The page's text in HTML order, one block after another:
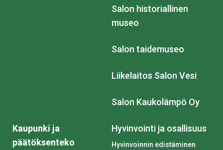
Salon historiallinen
museo
Salon taidemuseo
Liikelaitos Salon Vesi
Salon Kaukolämpö Oy
Kaupunki ja
päätöksenteko
Hyvinvointi ja osallisuus
Hyvinvoinnin edistäminen